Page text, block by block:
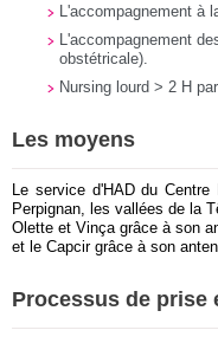
L'accompagnement à
L'accompagnement
obstétricale).
Nursing lourd > 2 H par
Les moyens
Le service d'HAD du
Perpignan, les vallées de la
Olette et Vinça grâce à son
et le Capcir grâce à son
Processus de prise